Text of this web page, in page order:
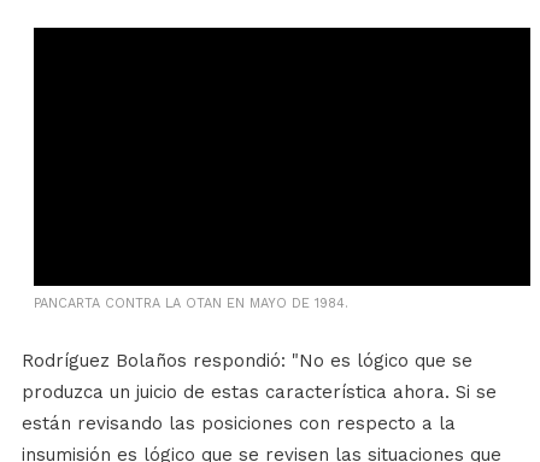
PANCARTA CONTRA LA OTAN EN MAYO DE 1984.
Rodríguez Bolaños respondió: "No es lógico que se
produzca un juicio de estas característica ahora. Si se
están revisando las posiciones con respecto a la
insumisión es lógico que se revisen las situaciones que